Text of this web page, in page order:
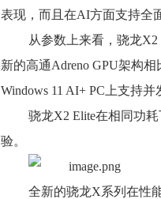
表现，而且在AI方面支持全
从参数上来看，骁龙X2
新的高通Adreno GPU架构
Windows 11 AI+ PC上支持并
骁龙X2 Elite在相同功
验。
全新的骁龙X系列在性